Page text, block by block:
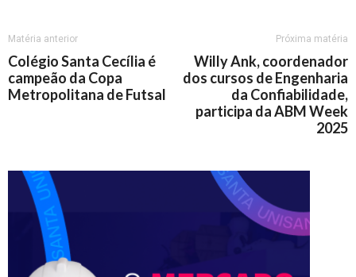
Matéria anterior
Colégio Santa Cecília é
campeão da Copa
Metropolitana de Futsal
Próxima matéria
Willy Ank, coordenador
dos cursos de Engenharia
da Confiabilidade,
participa da ABM Week
2025